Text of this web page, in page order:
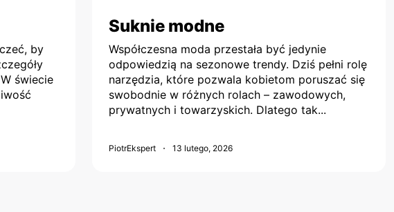
by
świecie
Suknie modne
Współczesna moda przestała być jedynie
odpowiedzią na sezonowe trendy. Dziś pełni rolę
narzędzia, które pozwala kobietom poruszać się
swobodnie w różnych rolach – zawodowych,
prywatnych i towarzyskich. Dlatego tak...
PiotrEkspert 13 lutego, 2026